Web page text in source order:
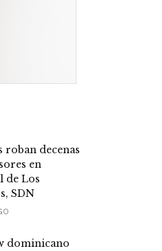
decenas
en
de Los
SDN
dominicano